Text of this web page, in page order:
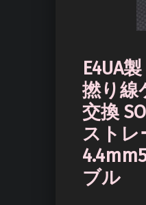
E4UA
撚り線
交換
ストレ
ブル